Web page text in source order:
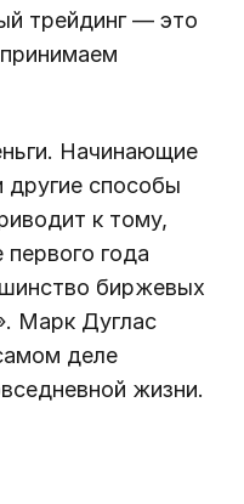
трейдинг — это
Начинающие
способы
к тому,
года
биржевых
Марк Дуглас
деле
жизни.